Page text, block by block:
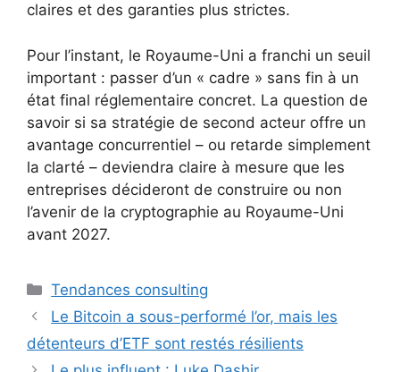
claires et des garanties plus strictes.
Pour l’instant, le Royaume-Uni a franchi un seuil
important : passer d’un « cadre » sans fin à un
état final réglementaire concret. La question de
savoir si sa stratégie de second acteur offre un
avantage concurrentiel – ou retarde simplement
la clarté – deviendra claire à mesure que les
entreprises décideront de construire ou non
l’avenir de la cryptographie au Royaume-Uni
avant 2027.
Catégories
Tendances consulting
Le Bitcoin a sous-performé l’or, mais les
détenteurs d’ETF sont restés résilients